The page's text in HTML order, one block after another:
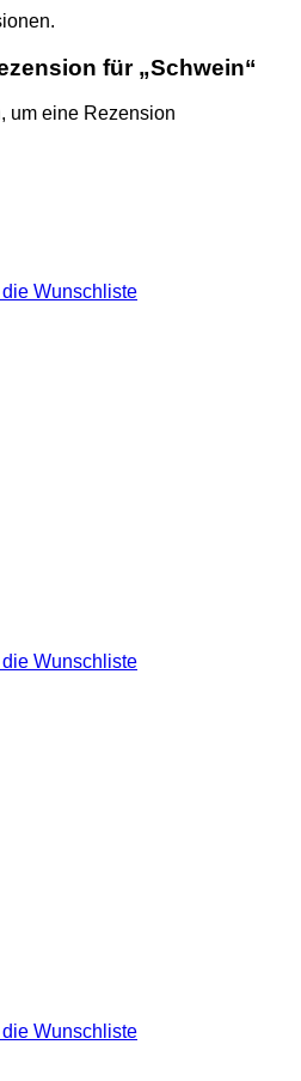
für „Schwein“
um eine Rezension
Wunschliste
Wunschliste
Wunschliste